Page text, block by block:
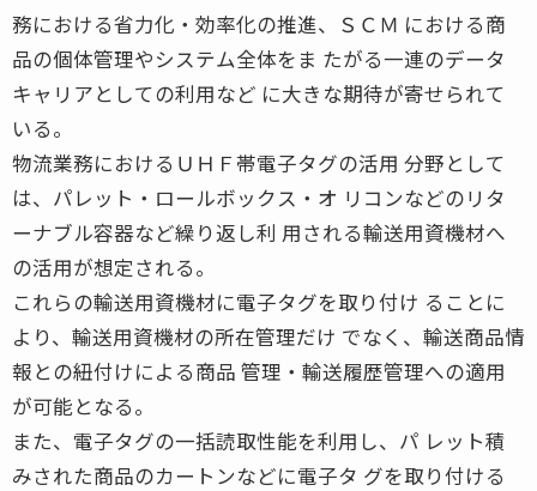
務における省力化・効率化の推進、ＳＣＭ における商
品の個体管理やシステム全体をま たがる一連のデータ
キャリアとしての利用など に大きな期待が寄せられて
いる。
物流業務におけるＵＨＦ帯電子タグの活用 分野として
は、パレット・ロールボックス・オ リコンなどのリタ
ーナブル容器など繰り返し利 用される輸送用資機材へ
の活用が想定される。
これらの輸送用資機材に電子タグを取り付け ることに
より、輸送用資機材の所在管理だけ でなく、輸送商品情
報との紐付けによる商品 管理・輸送履歴管理への適用
が可能となる。
また、電子タグの一括読取性能を利用し、パ レット積
みされた商品のカートンなどに電子タ グを取り付ける